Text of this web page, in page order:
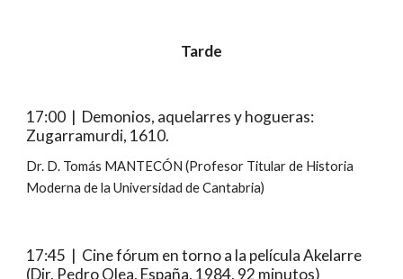
Tarde
17:00  |  Demonios, aquelarres y hogueras:
Zugarramurdi, 1610.
Dr. D. Tomás MANTECÓN (Profesor Titular de Historia
Moderna de la Universidad de Cantabria)
17:45  |  Cine fórum en torno a la película Akelarre
(Dir. Pedro Olea, España, 1984, 92 minutos)